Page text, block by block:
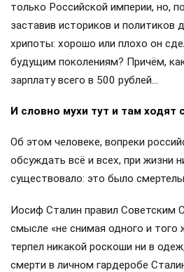
только Российской империи, но,
заставив историков и политиков
хрипоты: хорошо или плохо он
будущим поколениям? Причём,
зарплату всего в 500 рублей…
И словно мухи тут и там ходят
Об этом человеке, вопреки
обсуждать всё и всех, при жизни
существовало: это было
Иосиф Сталин правил Советским
смысле «не снимая одного и того
терпел никакой роскоши ни в
смерти в личном гардеробе